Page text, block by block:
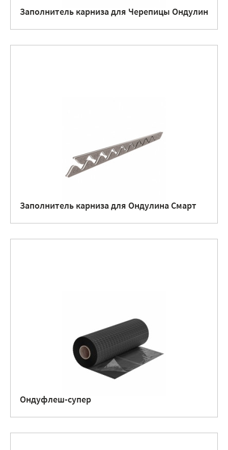
Заполнитель карниза для Черепицы Ондулин
Заполнитель карниза для Ондулина Смарт
Ондуфлеш-супер